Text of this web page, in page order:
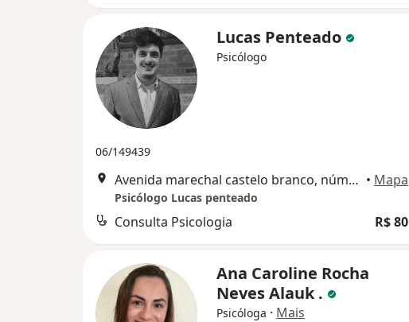
Lucas Penteado
Psicólogo
06/149439
Avenida marechal castelo branco, número 440, Mogi Guaçu • Mapa
Psicólogo Lucas penteado
Consulta Psicologia R$ 80
Ana Caroline Rocha
Neves Alauk .
Psicóloga · Mais